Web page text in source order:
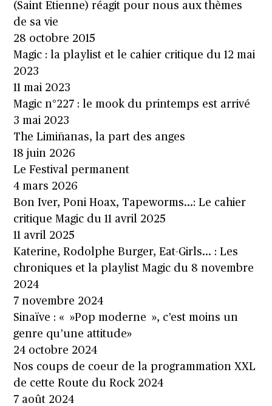
(Saint Etienne) réagit pour nous aux thèmes
de sa vie
28 octobre 2015
Magic : la playlist et le cahier critique du 12 mai
2023
11 mai 2023
Magic n°227 : le mook du printemps est arrivé
3 mai 2023
The Limiñanas, la part des anges
18 juin 2026
Le Festival permanent
4 mars 2026
Bon Iver, Poni Hoax, Tapeworms…: Le cahier
critique Magic du 11 avril 2025
11 avril 2025
Katerine, Rodolphe Burger, Eat-Girls… : Les
chroniques et la playlist Magic du 8 novembre
2024
7 novembre 2024
Sinaïve : « »Pop moderne », c’est moins un
genre qu’une attitude»
24 octobre 2024
Nos coups de coeur de la programmation XXL
de cette Route du Rock 2024
7 août 2024